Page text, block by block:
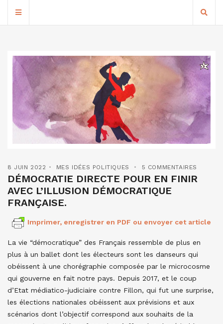
8 JUIN 2022 MES IDÉES POLITIQUES 5 COMMENTAIRES
DÉMOCRATIE DIRECTE POUR EN FINIR
AVEC L’ILLUSION DÉMOCRATIQUE
FRANÇAISE.
Imprimer, enregistrer en PDF ou envoyer cet article
La vie “démocratique” des Français ressemble de plus en
plus à un ballet dont les électeurs sont les danseurs qui
obéissent à une chorégraphie composée par le microcosme
qui gouverne en fait notre pays. Depuis 2017, et le coup
d’Etat médiatico-judiciaire contre Fillon, qui fut une surprise,
les élections nationales obéissent aux prévisions et aux
scénarios dont l’objectif correspond aux souhaits de la